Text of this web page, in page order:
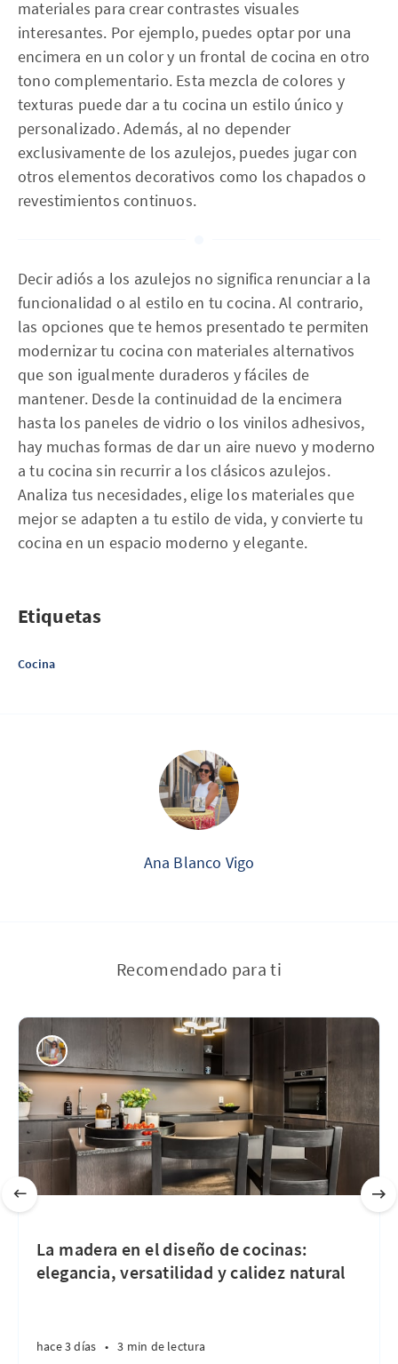
materiales para crear contrastes visuales
interesantes. Por ejemplo, puedes optar por una
encimera en un color y un frontal de cocina en otro
tono complementario. Esta mezcla de colores y
texturas puede dar a tu cocina un estilo único y
personalizado. Además, al no depender
exclusivamente de los azulejos, puedes jugar con
otros elementos decorativos como los chapados o
revestimientos continuos.
Decir adiós a los azulejos no significa renunciar a la
funcionalidad o al estilo en tu cocina. Al contrario,
las opciones que te hemos presentado te permiten
modernizar tu cocina con materiales alternativos
que son igualmente duraderos y fáciles de
mantener. Desde la continuidad de la encimera
hasta los paneles de vidrio o los vinilos adhesivos,
hay muchas formas de dar un aire nuevo y moderno
a tu cocina sin recurrir a los clásicos azulejos.
Analiza tus necesidades, elige los materiales que
mejor se adapten a tu estilo de vida, y convierte tu
cocina en un espacio moderno y elegante.
Etiquetas
Cocina
Ana Blanco Vigo
Recomendado para ti
La madera en el diseño de cocinas:
elegancia, versatilidad y calidez natural
hace 3 días • 3 min de lectura